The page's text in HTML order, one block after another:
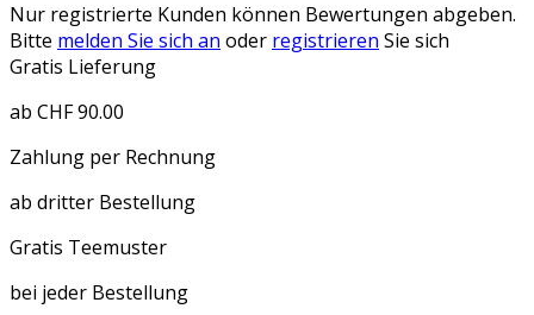
Nur registrierte Kunden können Bewertungen abgeben.
Bitte melden Sie sich an oder registrieren Sie sich
Gratis Lieferung
ab CHF 90.00
Zahlung per Rechnung
ab dritter Bestellung
Gratis Teemuster
bei jeder Bestellung